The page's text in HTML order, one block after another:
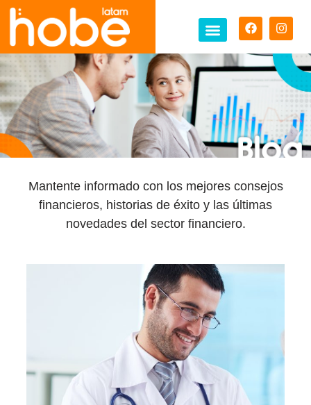
Mantente informado con los mejores consejos
financieros, historias de éxito y las últimas
novedades del sector financiero.